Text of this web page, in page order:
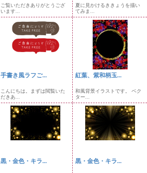
ご覧いただきありがとうござ
います...
夏に見かけるききょうを描い
てみま...
手書き風ラフご...
こんにちは。まずは閲覧いた
だきあ...
紅葉、紫和柄玉...
和風背景イラストです。 ベク
ター...
黒・金色・キラ... 黒・金色・キラ...